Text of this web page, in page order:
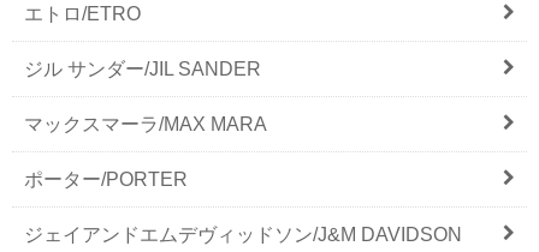
エトロ/ETRO
ジル サンダー/JIL SANDER
マックスマーラ/MAX MARA
ポーター/PORTER
ジェイアンドエムデヴィッドソン/J&M DAVIDSON